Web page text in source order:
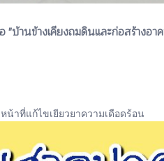
นข้างเคียงถมดินและก่อสร้างอา
น้าที่แก้ไขเยียวยาความเดือดร้อน